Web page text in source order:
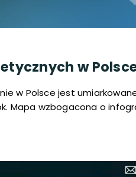
w
w Polsce jest
Mapa wzbogacona o